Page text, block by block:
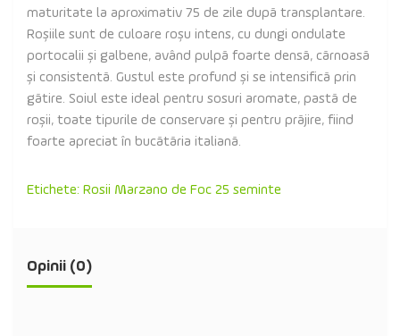
maturitate la aproximativ 75 de zile după transplantare.
Roșiile sunt de culoare roșu intens, cu dungi ondulate
portocalii și galbene, având pulpă foarte densă, cărnoasă
și consistentă. Gustul este profund și se intensifică prin
gătire. Soiul este ideal pentru sosuri aromate, pastă de
roșii, toate tipurile de conservare și pentru prăjire, fiind
foarte apreciat în bucătăria italiană.
Etichete: Rosii Marzano de Foc 25 seminte
Opinii (0)